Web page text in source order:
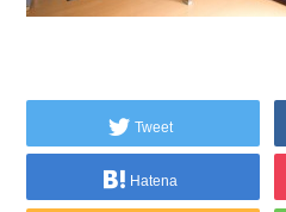
Tweet
Hatena